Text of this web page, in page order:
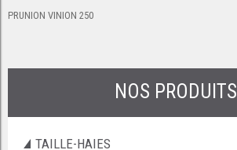
PRUNION VINION 250
NOS PRODUITS
TAILLE-HAIES